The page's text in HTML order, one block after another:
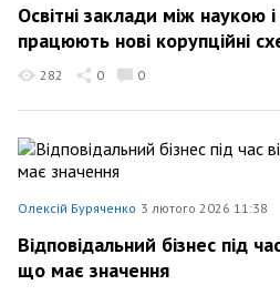
Освітні заклади між наукою
працюють нові корупційні
282 0 0
Олексій Буряченко 3 лютого 2026 11:38
Відповідальний бізнес під
що має значення